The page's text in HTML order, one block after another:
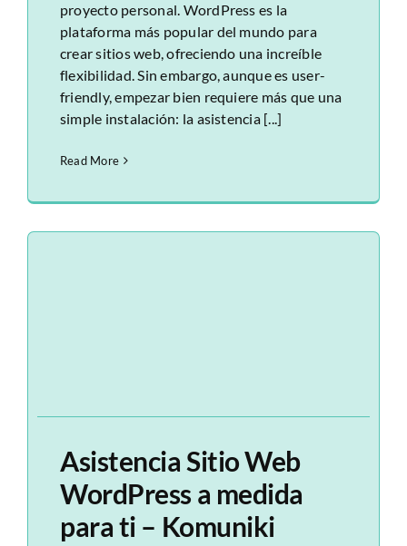
proyecto personal. WordPress es la
plataforma más popular del mundo para
crear sitios web, ofreciendo una increíble
flexibilidad. Sin embargo, aunque es user-
friendly, empezar bien requiere más que una
simple instalación: la asistencia [...]
Read More
Asistencia Sitio Web
WordPress a medida
para ti – Komuniki